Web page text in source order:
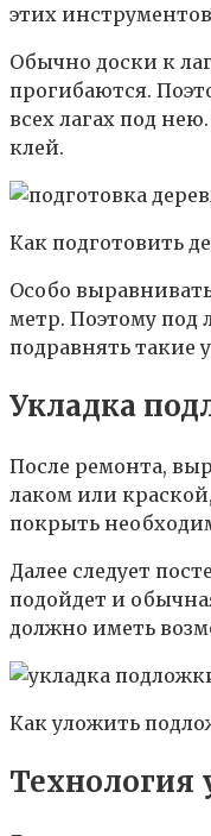
этих
Обычно доски к
прогибаются.
всех лагах под
клей.
Как подготовить
Особо
метр. Поэтому под
подравнять такие
Укладка
После ремонта,
лаком или
покрыть
Далее следует
подойдет и
должно иметь
Как уложить
Технология